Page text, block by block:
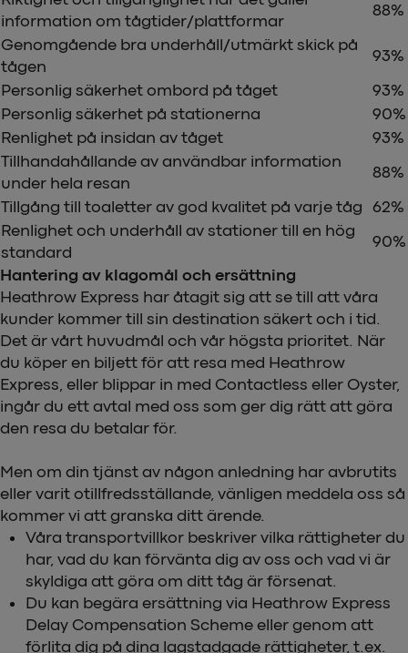
information om tågtider/plattformar
88%
Genomgående bra underhåll/utmärkt skick på
tågen
93%
Personlig säkerhet ombord på tåget
93%
Personlig säkerhet på stationerna
90%
Renlighet på insidan av tåget
93%
Tillhandahållande av användbar information
under hela resan
88%
Tillgång till toaletter av god kvalitet på varje tåg 62%
Renlighet och underhåll av stationer till en hög
standard
90%
Hantering av klagomål och ersättning
Heathrow Express har åtagit sig att se till att våra
kunder kommer till sin destination säkert och i tid.
Det är vårt huvudmål och vår högsta prioritet. När
du köper en biljett för att resa med Heathrow
Express, eller blippar in med Contactless eller Oyster,
ingår du ett avtal med oss som ger dig rätt att göra
den resa du betalar för.
Men om din tjänst av någon anledning har avbrutits
eller varit otillfredsställande, vänligen meddela oss så
kommer vi att granska ditt ärende.
Våra transportvillkor beskriver vilka rättigheter du
har, vad du kan förvänta dig av oss och vad vi är
skyldiga att göra om ditt tåg är försenat.
Du kan begära ersättning via Heathrow Express
Delay Compensation Scheme eller genom att
förlita dig på dina lagstadgade rättigheter, t.ex.